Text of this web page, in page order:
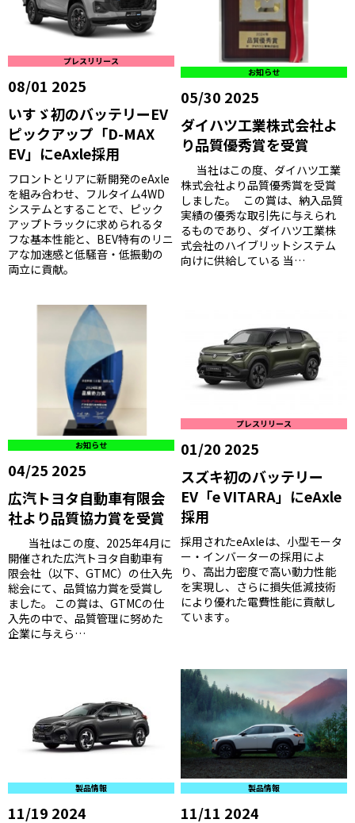
08/01 2025
プレスリリース
いすゞ初のバッテリーEV
ピックアップ「D-MAX
EV」にeAxle採用
フロントとリアに新開発のeAxle
を組み合わせ、フルタイム4WD
システムとすることで、ピック
アップトラックに求められるタ
フな基本性能と、BEV特有のリニ
アな加速感と低騒音・低振動の
両立に貢献。
05/30 2025
お知らせ
ダイハツ工業株式会社よ
り品質優秀賞を受賞
当社はこの度、ダイハツ工業
株式会社より品質優秀賞を受賞
しました。 この賞は、納入品質
実績の優秀な取引先に与えられ
るものであり、ダイハツ工業株
式会社のハイブリットシステム
向けに供給している 当…
04/25 2025
お知らせ
広汽トヨタ自動車有限会
社より品質協力賞を受賞
当社はこの度、2025年4月に
開催された広汽トヨタ自動車有
限会社（以下、GTMC）の仕入先
総会にて、品質協力賞を受賞し
ました。 この賞は、GTMCの仕
入先の中で、品質管理に努めた
企業に与えら…
01/20 2025
プレスリリース
スズキ初のバッテリー
EV「e VITARA」にeAxle
採用
採用されたeAxleは、小型モータ
ー・インバーターの採用によ
り、高出力密度で高い動力性能
を実現し、さらに損失低減技術
により優れた電費性能に貢献し
ています。
11/19 2024
製品情報
11/11 2024
製品情報